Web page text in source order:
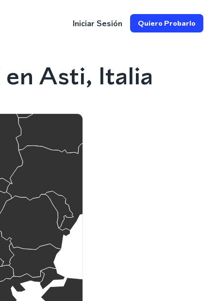
Iniciar Sesión Quiero Probarlo
Asti, Italia